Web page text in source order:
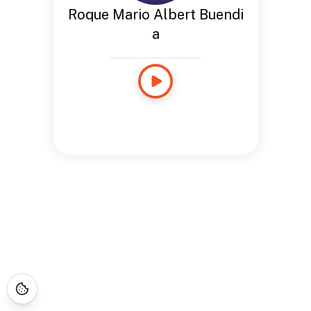
Roque Mario Albert Buendi
a